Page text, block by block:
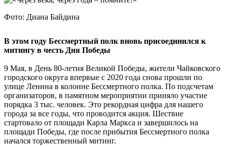
Фото: Диана Байдина
В этом году Бессмертный полк вновь присоединился к
митингу в честь Дня Победы
9 Мая, в День 80-летия Великой Победы, жители Чайковского
городского округа впервые с 2020 года снова прошли по
улице Ленина в колонне Бессмертного полка. По подсчетам
организаторов, в памятном мероприятии приняло участие
порядка 3 тыс. человек. Это рекордная цифра для нашего
города за все годы, что проводится акция. Шествие
стартовало от площади Карла Маркса и завершилось на
площади Победы, где после прибытия Бессмертного полка
начался торжественный митинг.